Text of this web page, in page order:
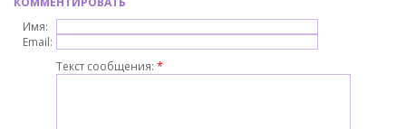
Имя:
Email:
Текст сообщения: *